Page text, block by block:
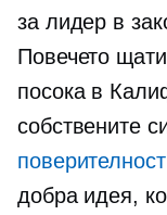
за лидер в
Повечето
посока в
собствените
добра идея,